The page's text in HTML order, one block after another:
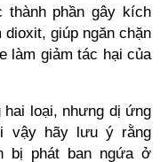
phần gây kích
giúp ngăn chặn
làm giảm tác hại của
loại, nhưng dị ứng
vậy hãy lưu ý rằng
bị phát ban ngứa ở